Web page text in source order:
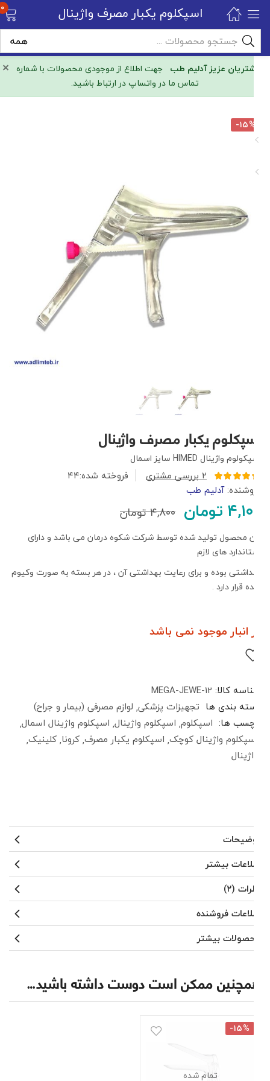
× مشتریان عزیز آدلیم طبجهت اطلاع از موجودی محصولات با شماره
تماس ما در واتساپ در ارتباط باشید.
اسپکلوم یکبار مصرف واژینال ۰
-۱۵%
اسپکلوم یکبار مصرف واژینال
اسپکولوم واژینال HIMED سایز اسمال
امتیازدهی
از ۵ در
امتیازدهی
مشتری
۲ بررسی مشتری فروخته شده:۴۴
فروشنده:آدلیم طب
۴,۱۰۰ تومان ۴,۸۰۰تومان
این محصول تولید شده توسط شرکت شکوه درمان می باشد و دارای
استاندارد های لازم
بهداشتی بوده و برای رعایت بهداشتی آن ، در هر بسته به صورت وکیوم
شده قرار دارد .
در انبار موجود نمی باشد
شناسه کالا:MEGA-JEWE-12
دسته بندی هاتجهیزات پزشکی لوازم مصرفی (بیمار و جراح)
برچسب ها:اسپکلوم اسپکلوم واژینال اسپکلوم واژینال اسمال
اسپکلوم واژینال کوچک اسپکلوم یکبار مصرف کرونا کلینیک
واژینال
توضیحات
اطلاعات بیشتر
نظرات (۲)
اطلاعات فروشنده
محصولات بیشتر
همچنین ممکن است دوست داشته باشید…
تمام شده
-۱۵%